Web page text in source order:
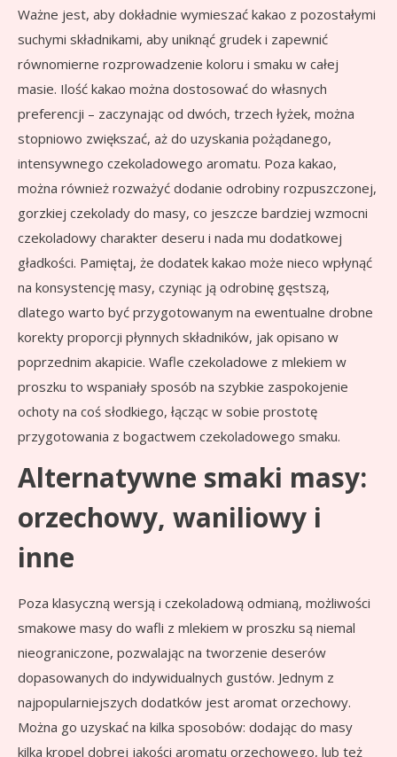
Ważne jest, aby dokładnie wymieszać kakao z pozostałymi
suchymi składnikami, aby uniknąć grudek i zapewnić
równomierne rozprowadzenie koloru i smaku w całej
masie. Ilość kakao można dostosować do własnych
preferencji – zaczynając od dwóch, trzech łyżek, można
stopniowo zwiększać, aż do uzyskania pożądanego,
intensywnego czekoladowego aromatu. Poza kakao,
można również rozważyć dodanie odrobiny rozpuszczonej,
gorzkiej czekolady do masy, co jeszcze bardziej wzmocni
czekoladowy charakter deseru i nada mu dodatkowej
gładkości. Pamiętaj, że dodatek kakao może nieco wpłynąć
na konsystencję masy, czyniąc ją odrobinę gęstszą,
dlatego warto być przygotowanym na ewentualne drobne
korekty proporcji płynnych składników, jak opisano w
poprzednim akapicie. Wafle czekoladowe z mlekiem w
proszku to wspaniały sposób na szybkie zaspokojenie
ochoty na coś słodkiego, łącząc w sobie prostotę
przygotowania z bogactwem czekoladowego smaku.
Alternatywne smaki masy:
orzechowy, waniliowy i
inne
Poza klasyczną wersją i czekoladową odmianą, możliwości
smakowe masy do wafli z mlekiem w proszku są niemal
nieograniczone, pozwalając na tworzenie deserów
dopasowanych do indywidualnych gustów. Jednym z
najpopularniejszych dodatków jest aromat orzechowy.
Można go uzyskać na kilka sposobów: dodając do masy
kilka kropel dobrej jakości aromatu orzechowego, lub też